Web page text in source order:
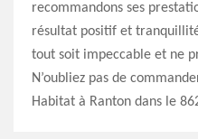
recommandons ses
résultat positif et
tout soit impeccable et ne
N’oubliez pas de
Habitat à Ranton dans le